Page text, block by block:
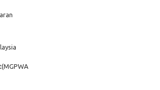
(MGPWA